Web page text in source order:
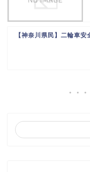
【神奈川県民】二輪車安